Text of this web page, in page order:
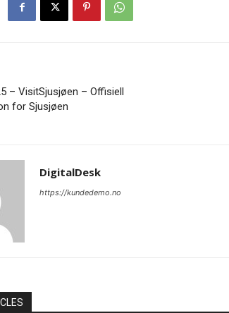
– VisitSjusjøen – Offisiell
for Sjusjøen
DigitalDesk
https://kundedemo.no